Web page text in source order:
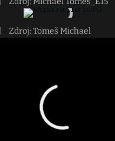
Zdroj: Tomeš Michael